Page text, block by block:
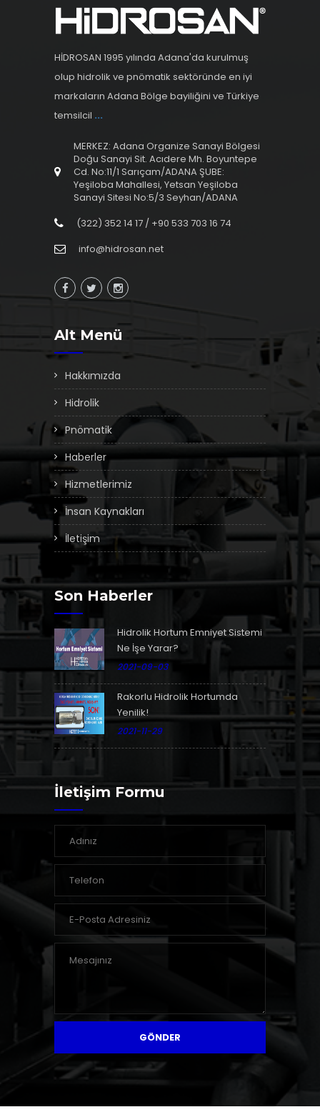
HİDROSAN 1995 yılında Adana'da kurulmuş
olup hidrolik ve pnömatik sektöründe en iyi
markaların Adana Bölge bayiliğini ve Türkiye
temsilcil ...
MERKEZ: Adana Organize Sanayi Bölgesi
Doğu Sanayi Sit. Acıdere Mh. Boyuntepe
Cd. No:11/1 Sarıçam/ADANA ŞUBE:
Yeşiloba Mahallesi, Yetsan Yeşiloba
Sanayi Sitesi No:5/3 Seyhan/ADANA
(322) 352 14 17 / +90 533 703 16 74
info@hidrosan.net
Alt Menü
Hakkımızda
Hidrolik
Pnömatik
Haberler
Hizmetlerimiz
İnsan Kaynakları
İletişim
Son Haberler
Hidrolik Hortum Emniyet Sistemi
Ne İşe Yarar?
2021-09-03
Rakorlu Hidrolik Hortumda
Yenilik!
2021-11-29
İletişim Formu
GÖNDER